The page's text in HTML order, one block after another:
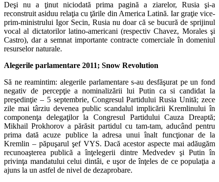
Deşi nu a ţinut niciodată prima pagină a ziarelor, Rusia şi-a
reconstruit asiduu relaţia cu ţările din America Latină. Iar graţie vice-
prim-ministrului Igor Secin, Rusia nu doar că se bucură de sprijinul
vocal al dictatorilor latino-americani (respectiv Chavez, Morales şi
Castro), dar a semnat importante contracte comerciale în domeniul
resurselor naturale.
Alegerile parlamentare 2011; Snow Revolution
Să ne reamintim: alegerile parlamentare s-au desfăşurat pe un fond
negativ de percepţie a nominalizării lui Putin ca si candidat la
preşedinţie – 5 septembrie, Congresul Partidului Rusia Unită; zece
zile mai târziu devenea public scandalul implicării Kremlinului în
componenţa delegaţilor la Congresul Partidului Cauza Dreaptă;
Mikhail Prokhorov a părăsit partidul cu tam-tam, aducând pentru
prima dată acuze publice la adresa unui înalt funcţionar de la
Kremlin – păpuşarul şef VYS. Dacă acestor aspecte mai adăugăm
recunoaşterea publică a înţelegerii dintre Medvedev şi Putin în
privinţa mandatului celui dintâi, e uşor de înţeles de ce populaţia a
ajuns la un astfel de nivel de dezaprobare.